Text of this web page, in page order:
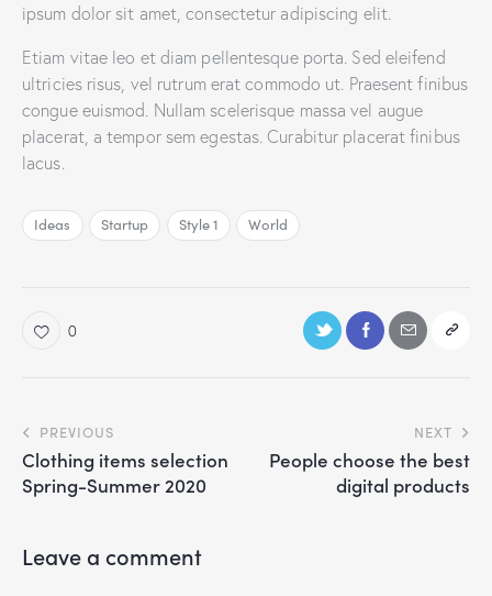
ipsum dolor sit amet, consectetur adipiscing elit.
Etiam vitae leo et diam pellentesque porta. Sed eleifend
ultricies risus, vel rutrum erat commodo ut. Praesent finibus
congue euismod. Nullam scelerisque massa vel augue
placerat, a tempor sem egestas. Curabitur placerat finibus
lacus.
Ideas Startup Style 1 World
0
PREVIOUS
Clothing items selection
Spring-Summer 2020
NEXT
People choose the best
digital products
Leave a comment